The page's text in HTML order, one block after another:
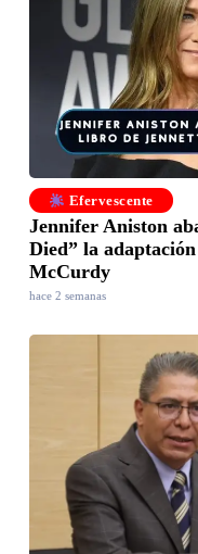
Efervescente
Jennifer Aniston
Died” la
McCurdy
hace 2 semanas